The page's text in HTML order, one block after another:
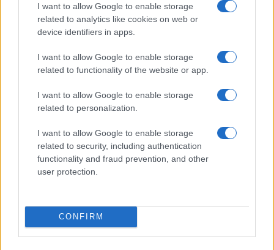
I want to allow Google to enable storage
related to analytics like cookies on web or
device identifiers in apps.
I want to allow Google to enable storage
related to functionality of the website or app.
I want to allow Google to enable storage
related to personalization.
I want to allow Google to enable storage
related to security, including authentication
functionality and fraud prevention, and other
user protection.
CONFIRM
Bourses européennes : l’impact des négociations sur le détroit
d’Ormuz
Thomas Lefevre · 6 Août 2026